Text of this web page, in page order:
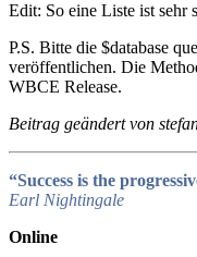
Edit: So eine Liste ist sehr
P.S. Bitte die $database
veröffentlichen. Die
WBCE Release.
Beitrag geändert von
“Success is the
Earl Nightingale
Online